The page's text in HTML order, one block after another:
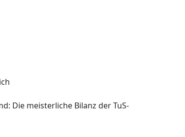
Die meisterliche Bilanz der TuS-